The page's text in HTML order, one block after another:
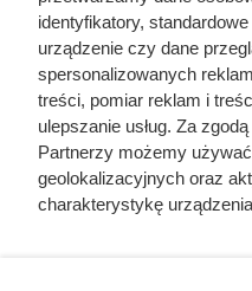
Luksusowa
identyfikatory,
urządzenie czy dane
spersonalizowanych
treści, pomiar reklam i
ulepszanie usług. Za
Partnerzy możemy
geolokalizacyjnych oraz
charakterystykę